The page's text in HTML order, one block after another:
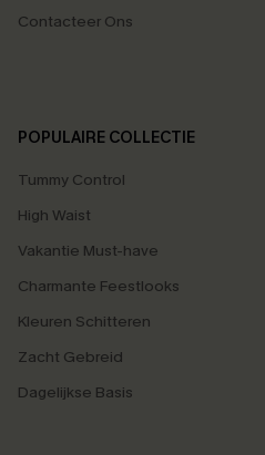
Contacteer Ons
POPULAIRE COLLECTIE
Tummy Control
High Waist
Vakantie Must-have
Charmante Feestlooks
Kleuren Schitteren
Zacht Gebreid
Dagelijkse Basis